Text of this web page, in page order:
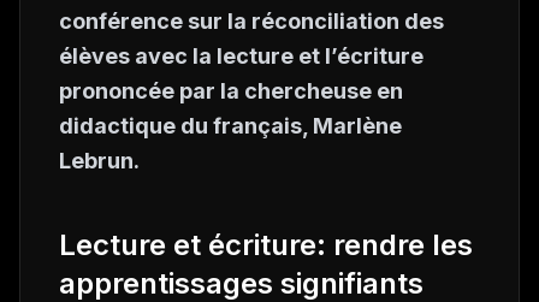
conférence sur la réconciliation des
élèves avec la lecture et l’écriture
prononcée par la chercheuse en
didactique du français, Marlène
Lebrun.
Lecture et écriture: rendre les
apprentissages signifiants